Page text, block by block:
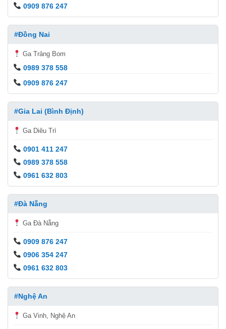
0909 876 247
#Đồng Nai
Ga Trảng Bom
0989 378 558
0909 876 247
#Gia Lai (Bình Định)
Ga Diêu Trì
0901 411 247
0989 378 558
0961 632 803
#Đà Nẵng
Ga Đà Nẵng
0909 876 247
0906 354 247
0961 632 803
#Nghệ An
Ga Vinh, Nghệ An